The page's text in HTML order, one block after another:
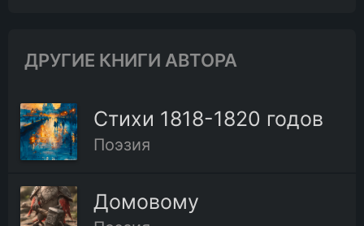
ДРУГИЕ КНИГИ АВТОРА
Стихи 1818-1820 годов
Поэзия
Домовому